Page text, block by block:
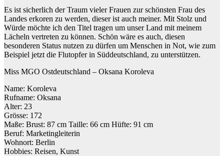
Es ist sicherlich der Traum vieler Frauen zur schönsten Frau des
Landes erkoren zu werden, dieser ist auch meiner. Mit Stolz und
Würde möchte ich den Titel tragen um unser Land mit meinem
Lächeln vertreten zu können. Schön wäre es auch, diesen
besonderen Status nutzen zu dürfen um Menschen in Not, wie zum
Beispiel jetzt die Flutopfer in Süddeutschland, zu unterstützen.
Miss MGO Ostdeutschland – Oksana Koroleva
Name: Koroleva
Rufname: Oksana
Alter: 23
Grösse: 172
Maße: Brust: 87 cm Taille: 66 cm Hüfte: 91 cm
Beruf: Marketingleiterin
Wohnort: Berlin
Hobbies: Reisen, Kunst